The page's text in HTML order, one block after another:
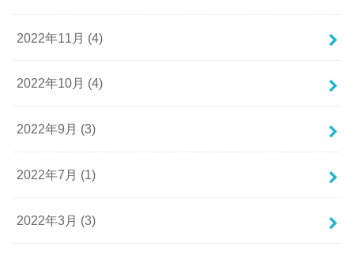
2022年11月 (4)
2022年10月 (4)
2022年9月 (3)
2022年7月 (1)
2022年3月 (3)